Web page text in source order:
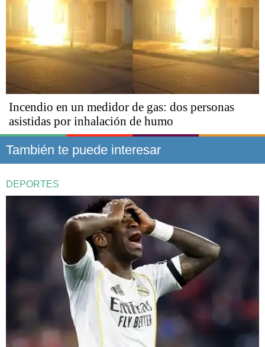
Incendio en un medidor de gas: dos personas
asistidas por inhalación de humo
También te puede interesar
DEPORTES